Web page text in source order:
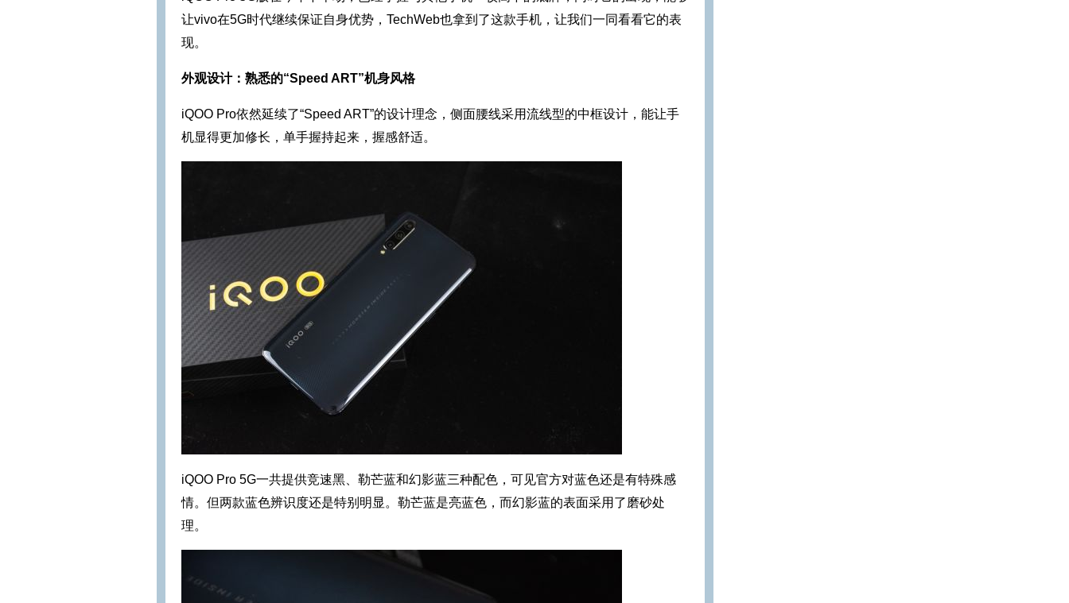
让vivo在5G时代继续保证自身优势，TechWeb也拿到了这款手机，让我们一同看看它的表
现。
外观设计： 熟悉的“Speed ART”机身风格
iQOO Pro依然延续了“Speed ART”的设计理念，侧面腰线采用流线型的中框设计，能让手
机显得更加修长，单手握持起来，握感舒适。
iQOO Pro 5G一共提供竞速黑、勒芒蓝和幻影蓝三种配色，可见官方对蓝色还是有特殊感
情。但两款蓝色辨识度还是特别明显。勒芒蓝是亮蓝色，而幻影蓝的表面采用了磨砂处
理。